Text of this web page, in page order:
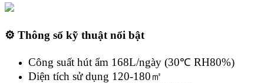
⚙️ Thông số kỹ thuật nổi bật
Công suất hút ẩm 168L/ngày (30℃ RH80%)
Diện tích sử dụng 120-180㎡